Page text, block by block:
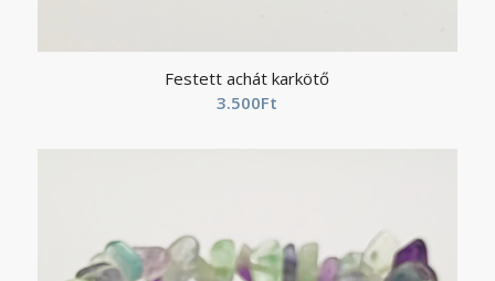
Festett achát karkötő
3.500Ft